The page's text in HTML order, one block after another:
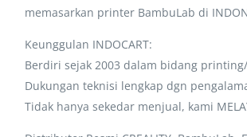
memasarkan printer BambuLab di
Keunggulan INDOCART:
Berdiri sejak 2003 dalam bidang
Dukungan teknisi lengkap dgn
Tidak hanya sekedar menjual, kami